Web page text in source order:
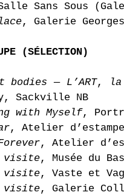
Sans Sous
, Galerie
(SÉLECTION)
bodies — L’ART, la
NB
with Myself,
, Atelier
, Atelier
visite, Musée du
visite, Vaste et
visite, Galerie